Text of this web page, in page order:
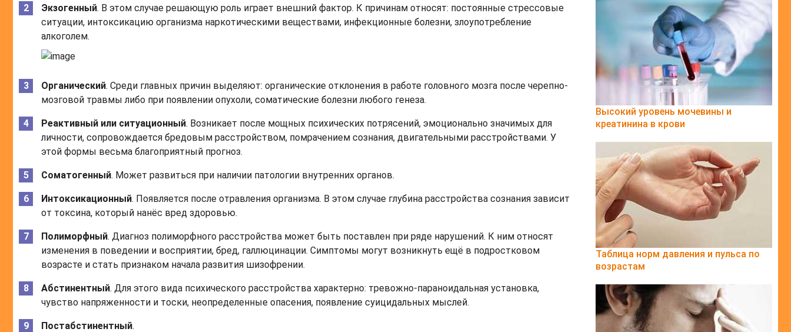
Экзогенный. В этом случае решающую роль играет внешний фактор. К причинам относят: постоянные стрессовые
ситуации, интоксикацию организма наркотическими веществами, инфекционные болезни, злоупотребление
алкоголем.
Органический. Среди главных причин выделяют: органические отклонения в работе головного мозга после черепно-
мозговой травмы либо при появлении опухоли, соматические болезни любого генеза.
Реактивный или ситуационный. Возникает после мощных психических потрясений, эмоционально значимых для
личности, сопровождается бредовым расстройством, помрачением сознания, двигательными расстройствами. У
этой формы весьма благоприятный прогноз.
Соматогенный. Может развиться при наличии патологии внутренних органов.
Интоксикационный. Появляется после отравления организма. В этом случае глубина расстройства сознания зависит
от токсина, который нанёс вред здоровью.
Полиморфный. Диагноз полиморфного расстройства может быть поставлен при ряде нарушений. К ним относят
изменения в поведении и восприятии, бред, галлюцинации. Симптомы могут возникнуть ещё в подростковом
возрасте и стать признаком начала развития шизофрении.
Абстинентный. Для этого вида психического расстройства характерно: тревожно-параноидальная установка,
чувство напряженности и тоски, неопределенные опасения, появление суицидальных мыслей.
Постабстинентный.
Высокий уровень мочевины и
креатинина в крови
Таблица норм давления и пульса по
возрастам